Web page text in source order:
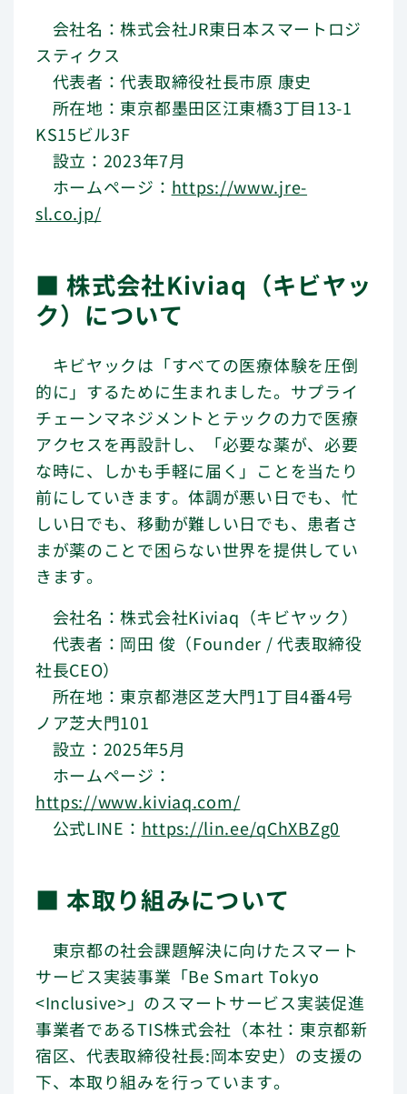
会社名：株式会社JR東日本スマートロジ
スティクス
代表者：代表取締役社長市原 康史
所在地：東京都墨田区江東橋3丁目13-1
KS15ビル3F
設立：2023年7月
ホームページ： https://www.jre-
sl.co.jp/
■ 株式会社Kiviaq（キビヤッ
ク）について
キビヤックは「すべての医療体験を圧倒
的に」するために生まれました。サプライ
チェーンマネジメントとテックの力で医療
アクセスを再設計し、「必要な薬が、必要
な時に、しかも手軽に届く」ことを当たり
前にしていきます。体調が悪い日でも、忙
しい日でも、移動が難しい日でも、患者さ
まが薬のことで困らない世界を提供してい
きます。
会社名：株式会社Kiviaq（キビヤック）
代表者：岡田 俊（Founder / 代表取締役
社長CEO）
所在地：東京都港区芝大門1丁目4番4号
ノア芝大門101
設立：2025年5月
ホームページ：
https://www.kiviaq.com/
公式LINE： https://lin.ee/qChXBZg0
■ 本取り組みについて
東京都の社会課題解決に向けたスマート
サービス実装事業「Be Smart Tokyo
<Inclusive>」のスマートサービス実装促進
事業者であるTIS株式会社（本社：東京都新
宿区、代表取締役社長:岡本安史）の支援の
下、本取り組みを行っています。